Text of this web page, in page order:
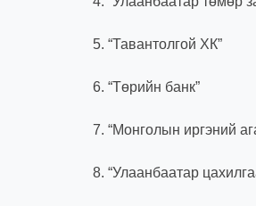
5. “Тавантолгой ХК”
6. “Төрийн банк”
7. “Монголын иргэний
8. “Улаанбаатар